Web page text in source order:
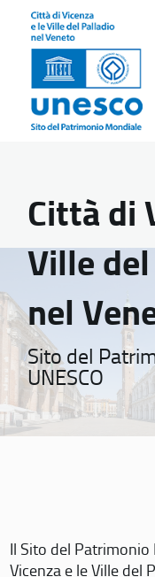
Città di
Ville
nel
Sito del
UNESCO
Il Sito del Patrimonio
Vicenza e le Ville del